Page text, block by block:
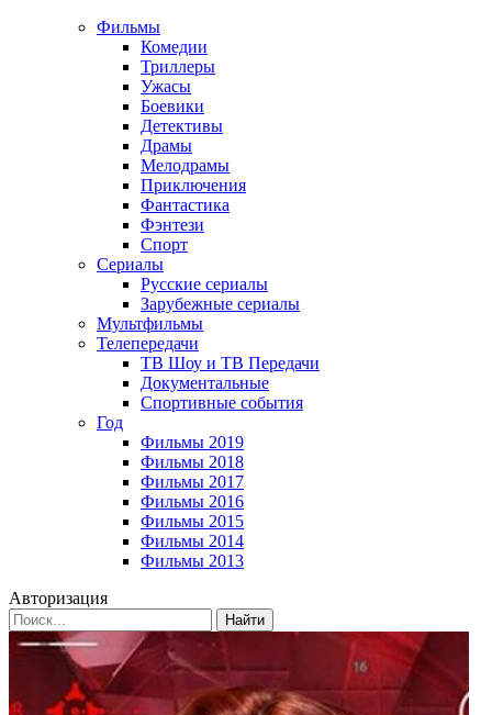
Фильмы
Комедии
Триллеры
Ужасы
Боевики
Детективы
Драмы
Мелодрамы
Приключения
Фантастика
Фэнтези
Спорт
Сериалы
Русские сериалы
Зарубежные сериалы
Мультфильмы
Телепередачи
ТВ Шоу и ТВ Передачи
Документальные
Спортивные события
Год
Фильмы 2019
Фильмы 2018
Фильмы 2017
Фильмы 2016
Фильмы 2015
Фильмы 2014
Фильмы 2013
Авторизация
Найти